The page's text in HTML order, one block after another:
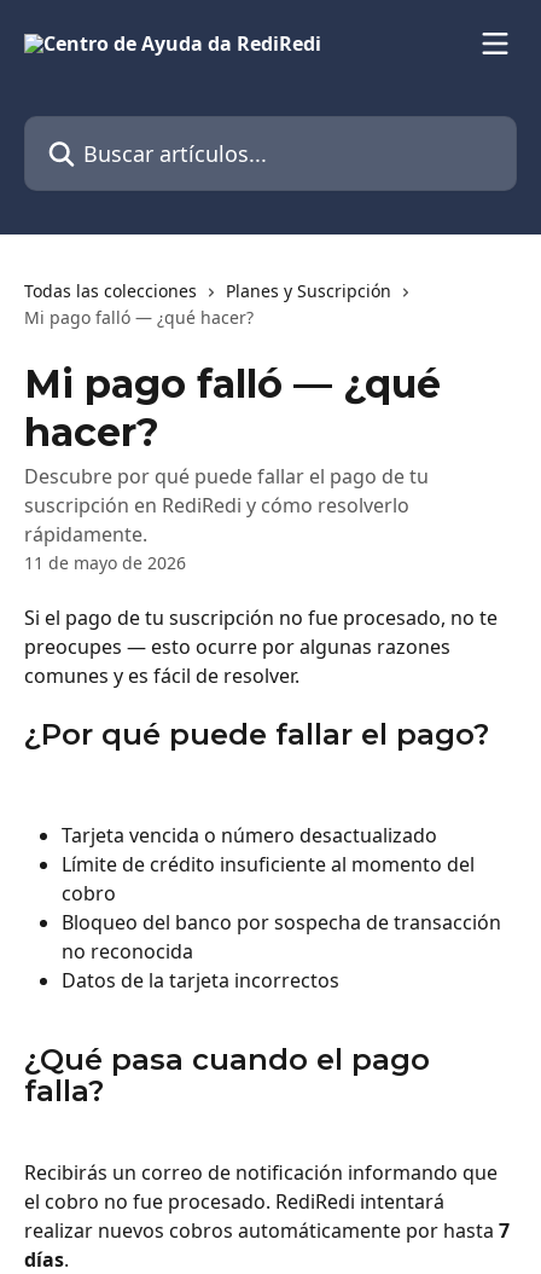
Buscar artículos...
Todas las colecciones
Planes y Suscripción
Mi pago falló — ¿qué hacer?
Mi pago falló — ¿qué
hacer?
Descubre por qué puede fallar el pago de tu
suscripción en RediRedi y cómo resolverlo
rápidamente.
11 de mayo de 2026
Si el pago de tu suscripción no fue procesado, no te
preocupes — esto ocurre por algunas razones
comunes y es fácil de resolver.
¿Por qué puede fallar el pago?
Tarjeta vencida o número desactualizado
Límite de crédito insuficiente al momento del
cobro
Bloqueo del banco por sospecha de transacción
no reconocida
Datos de la tarjeta incorrectos
¿Qué pasa cuando el pago
falla?
Recibirás un correo de notificación informando que
el cobro no fue procesado. RediRedi intentará
realizar nuevos cobros automáticamente por hasta 7
días.